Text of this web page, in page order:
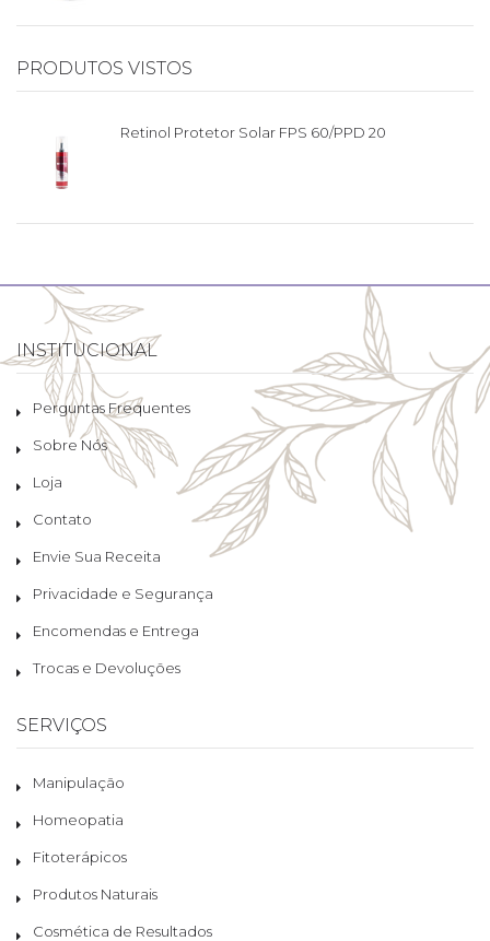
PRODUTOS VISTOS
Retinol Protetor Solar FPS 60/PPD 20
INSTITUCIONAL
Perguntas Frequentes
Sobre Nós
Loja
Contato
Envie Sua Receita
Privacidade e Segurança
Encomendas e Entrega
Trocas e Devoluções
SERVIÇOS
Manipulação
Homeopatia
Fitoterápicos
Produtos Naturais
Cosmética de Resultados